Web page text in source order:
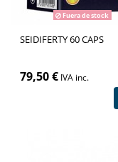
Fuera de stock
SEIDIFERTY 60 CAPS
79,50 € IVA inc.